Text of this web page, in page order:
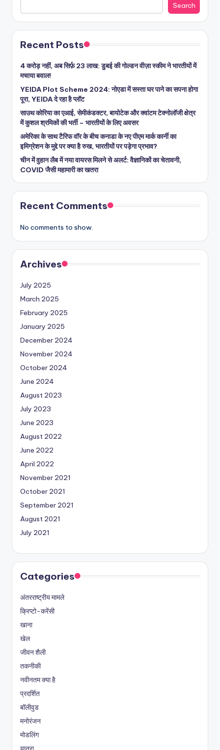
Search
Recent Posts
4 करोड़ नहीं, अब सिर्फ़ 23 लाख: डुबई की गोल्डन वीज़ा स्कीम ने भारतीयों में
मचाया बवाल!
YEIDA Plot Scheme 2024: नोएडा में सस्ता घर पाने का सपना होगा
पूरा, YEIDA दे रहा है प्लॉट
साउथ कोरिया का एआई, सेमीकंडक्टर, बायोटेक और क्वांटम टेक्नोलॉजी क्षेत्र
में कुशल श्रमिकों की भर्ती – भारतीयों के लिए अवसर
अमेरिका के साथ टैरिफ वॉर के बीच कनाडा के नए पीएम मार्क कार्नी का
इमिग्रेशन के मुद्दे पर क्या है रुख, भारतीयों पर पड़ेगा प्रभाव?
चीन में वुहान लैब में नया वायरस मिलने से अलर्ट: वैज्ञानिकों का चेतावनी,
COVID जैसी महामारी का खतरा
Recent Comments
No comments to show.
Archives
July 2025
March 2025
February 2025
January 2025
December 2024
November 2024
October 2024
June 2024
August 2023
July 2023
June 2023
August 2022
June 2022
April 2022
November 2021
October 2021
September 2021
August 2021
July 2021
Categories
अंतरराष्ट्रीय मामले
क्रिप्टो-करेंसी
खाना
खेल
जीवन शैली
तकनीकी
नवीनतम क्या है
प्रदर्शित
बॉलीवुड
मनोरंजन
मोडलिंग